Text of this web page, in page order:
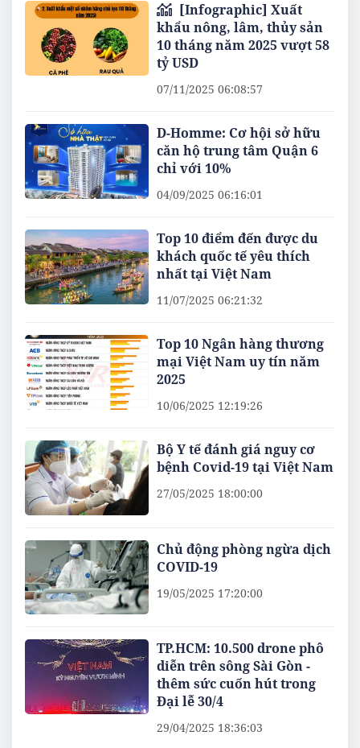
[Infographic] Xuất
khẩu nông, lâm, thủy sản
10 tháng năm 2025 vượt 58
tỷ USD
07/11/2025 06:08:57
D-Homme: Cơ hội sở hữu
căn hộ trung tâm Quận 6
chỉ với 10%
04/09/2025 06:16:01
Top 10 điểm đến được du
khách quốc tế yêu thích
nhất tại Việt Nam
11/07/2025 06:21:32
Top 10 Ngân hàng thương
mại Việt Nam uy tín năm
2025
10/06/2025 12:19:26
Bộ Y tế đánh giá nguy cơ
bệnh Covid-19 tại Việt Nam
27/05/2025 18:00:00
Chủ động phòng ngừa dịch
COVID-19
19/05/2025 17:20:00
TP.HCM: 10.500 drone phô
diễn trên sông Sài Gòn -
thêm sức cuốn hút trong
Đại lễ 30/4
29/04/2025 18:36:03